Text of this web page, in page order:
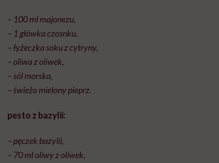
– 100 ml majonezu,
– 1 główka czosnku,
– łyżeczka soku z cytryny,
– oliwa z oliwek,
– sól morska,
– świeżo mielony pieprz.
pesto z bazylii:
– pęczek bazylii,
– 70 ml oliwy z oliwek,